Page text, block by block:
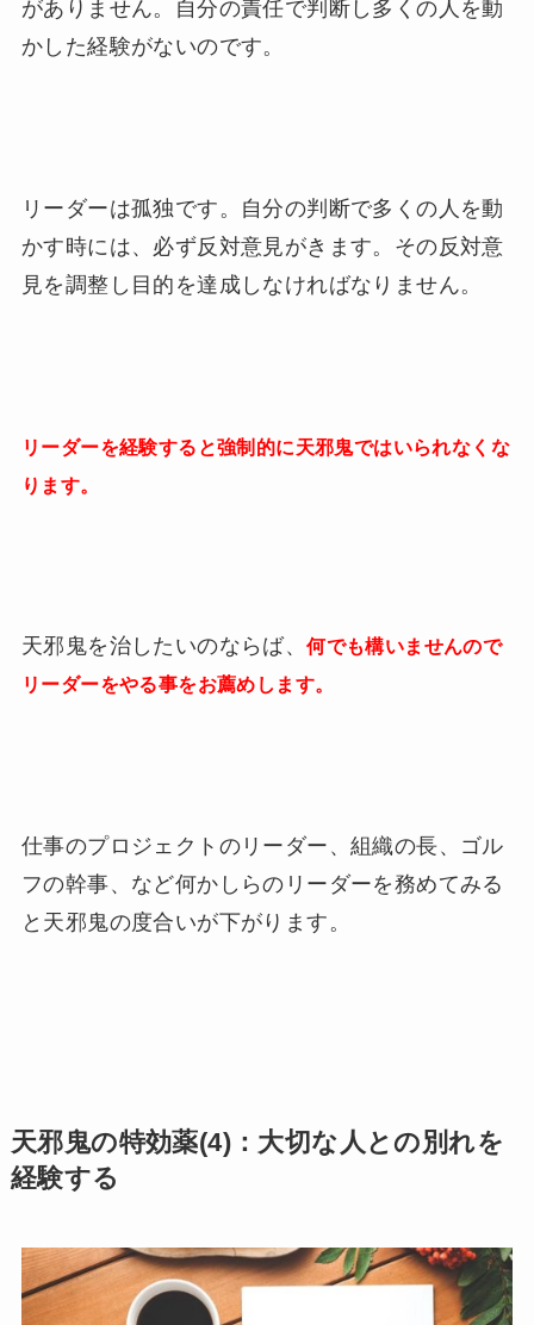
がありません。自分の責任で判断し多くの人を動
かした経験がないのです。
リーダーは孤独です。自分の判断で多くの人を動
かす時には、必ず反対意見がきます。その反対意
見を調整し目的を達成しなければなりません。
リーダーを経験すると強制的に天邪鬼ではいられなくな
ります。
天邪鬼を治したいのならば、何でも構いませんので
リーダーをやる事をお薦めします。
仕事のプロジェクトのリーダー、組織の長、ゴル
フの幹事、など何かしらのリーダーを務めてみる
と天邪鬼の度合いが下がります。
天邪鬼の特効薬(4)：大切な人との別れを
経験する